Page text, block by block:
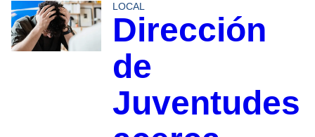
LOCAL
Dirección
de
Juventudes